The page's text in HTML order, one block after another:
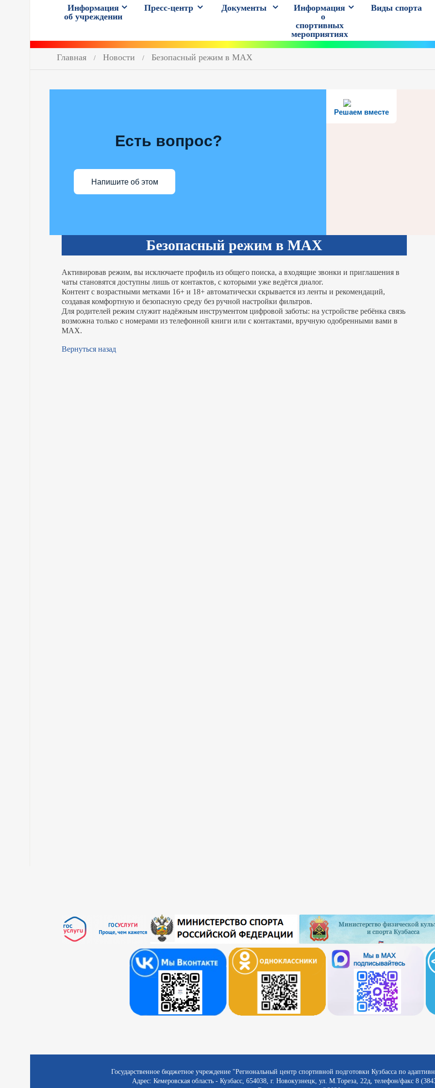
Информация
об учреждении
Пресс-центр Документы
Информация
о
спортивных
мероприятиях
Виды спорта
Главная Новости Безопасный режим в MAX
Решаем вместе
Есть вопрос?
Напишите об этом
Безопасный режим в MAX
Активировав режим, вы исключаете профиль из общего поиска, а входящие звонки и приглашения в
чаты становятся доступны лишь от контактов, с которыми уже ведётся диалог.
Контент с возрастными метками 16+ и 18+ автоматически скрывается из ленты и рекомендаций,
создавая комфортную и безопасную среду без ручной настройки фильтров.
Для родителей режим служит надёжным инструментом цифровой заботы: на устройстве ребёнка связь
возможна только с номерами из телефонной книги или с контактами, вручную одобренными вами в
MAX.
Вернуться назад
Государственное бюджетное учреждение "Региональный центр спортивной подготовки Кузбасса по
Адрес: Кемеровская область - Кузбасс, 654038, г. Новокузнецк, ул. М.Тореза, 22д, телефон/факс 8